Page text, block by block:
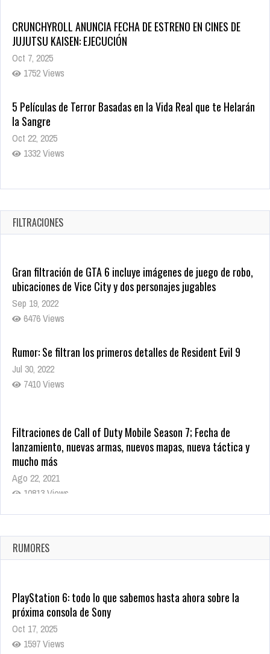
5 Películas de Terror Basadas en la Vida Real que te Helarán
la Sangre
Oct 22, 2025
1332 Views
Revive el terror: El conjuro 4: Últimos ritos ya está disponible
en tiendas digitales
Oct 20, 2025
1373 Views
Warner Bros. lleva a las tiendas digitales su racha de
Oct 17, 2025
1429 Views
FILTRACIONES
Gran filtración de GTA 6 incluye imágenes de juego de robo,
ubicaciones de Vice City y dos personajes jugables
Sep 19, 2022
6476 Views
Rumor: Se filtran los primeros detalles de Resident Evil 9
Jul 30, 2022
7410 Views
Filtraciones de Call of Duty Mobile Season 7; Fecha de
lanzamiento, nuevas armas, nuevos mapas, nueva táctica y
mucho más
Ago 22, 2021
10813 Views
La configuración de Call of Duty 2021 aparentemente ya fue
Ago 8, 2021
9995 Views
RUMORES
PlayStation 6: todo lo que sabemos hasta ahora sobre la
próxima consola de Sony
Oct 17, 2025
1597 Views